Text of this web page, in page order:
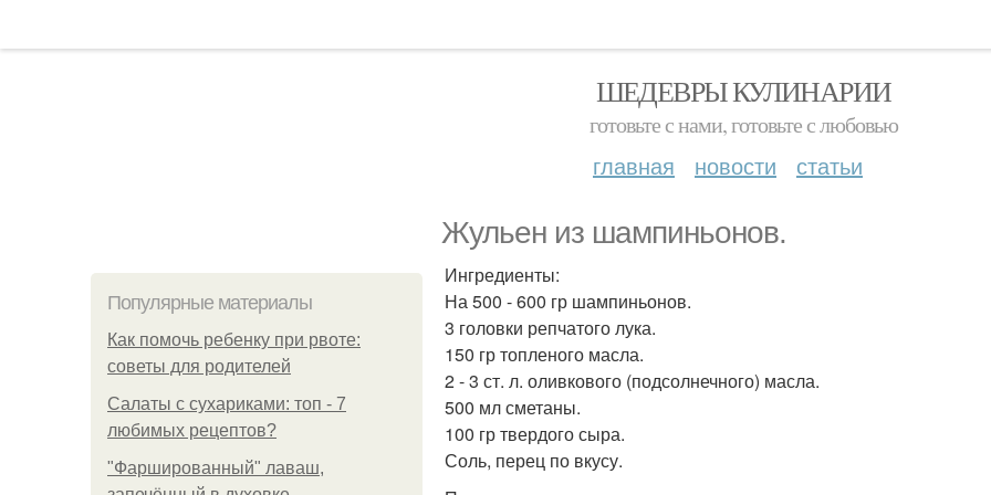
ШЕДЕВРЫ КУЛИНАРИИ
готовьте с нами, готовьте с любовью
главная новости статьи
Жульен из шампиньонов.
Популярные материалы
Как помочь ребенку при рвоте:
советы для родителей
Салаты с сухариками: топ - 7
любимых рецептов?
"Фаршированный" лаваш,
Ингредиенты:
На 500 - 600 гр шампиньонов.
3 головки репчатого лука.
150 гр топленого масла.
2 - 3 ст. л. оливкового (подсолнечного) масла.
500 мл сметаны.
100 гр твердого сыра.
Соль, перец по вкусу.